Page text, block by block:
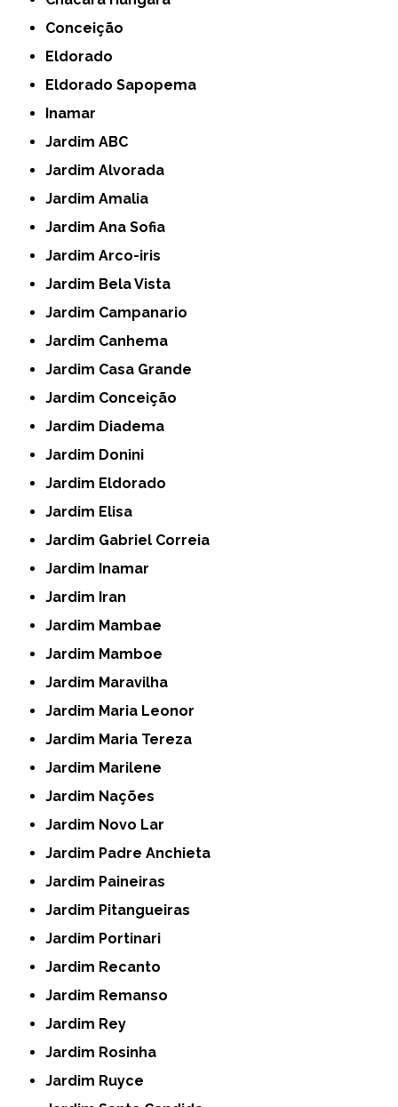
Conceição
Eldorado
Eldorado Sapopema
Inamar
Jardim ABC
Jardim Alvorada
Jardim Amalia
Jardim Ana Sofia
Jardim Arco-iris
Jardim Bela Vista
Jardim Campanario
Jardim Canhema
Jardim Casa Grande
Jardim Conceição
Jardim Diadema
Jardim Donini
Jardim Eldorado
Jardim Elisa
Jardim Gabriel Correia
Jardim Inamar
Jardim Iran
Jardim Mambae
Jardim Mamboe
Jardim Maravilha
Jardim Maria Leonor
Jardim Maria Tereza
Jardim Marilene
Jardim Nações
Jardim Novo Lar
Jardim Padre Anchieta
Jardim Paineiras
Jardim Pitangueiras
Jardim Portinari
Jardim Recanto
Jardim Remanso
Jardim Rey
Jardim Rosinha
Jardim Ruyce